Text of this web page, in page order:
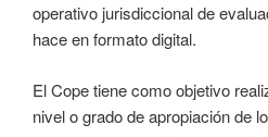
operativo jurisdiccional de
hace en formato digital.
El Cope tiene como objetivo
nivel o grado de apropiación de